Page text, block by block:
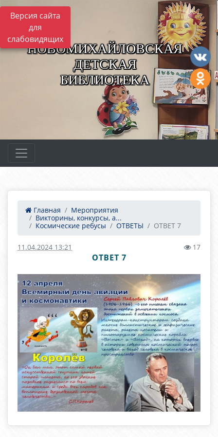
Версия сайта
для
слабовидящих
НОВОМИХАЙЛОВСКАЯ
ДЕТСКАЯ
БИБЛИОТЕКА
Главная
Мероприятия
Викторины, конкурсы, а...
Космические ребусы
ОТВЕТЫ ОТВЕТ 7
11.04.2024 13:21 17
ОТВЕТ 7